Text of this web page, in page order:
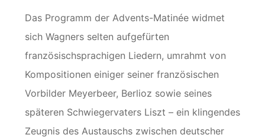
Das Programm der Advents-Matinée widmet
sich Wagners selten aufgefürten
französischsprachigen Liedern, umrahmt von
Kompositionen einiger seiner französischen
Vorbilder Meyerbeer, Berlioz sowie seines
späteren Schwiegervaters Liszt – ein klingendes
Zeugnis des Austauschs zwischen deutscher